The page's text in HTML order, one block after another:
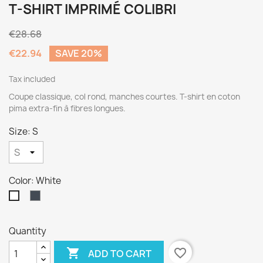
T-SHIRT IMPRIMÉ COLIBRI
€28.68
€22.94
SAVE 20%
Tax included
Coupe classique, col rond, manches courtes. T-shirt en coton
pima extra-fin à fibres longues.
Size: S
Color: White
Quantity
 ADD TO CART favorite_border